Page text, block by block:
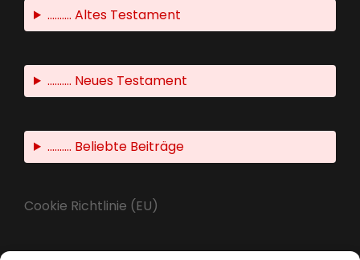
.......... Altes Testament
.......... Neues Testament
.......... Beliebte Beiträge
Cookie Richtlinie (EU)